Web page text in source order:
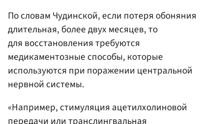
По словам Чудинской, если потеря обоняния
длительная, более двух месяцев, то
для восстановления требуются
медикаментозные способы, которые
используются при поражении центральной
нервной системы.
«Например, стимуляция ацетилхолиновой
передачи или транслингвальная